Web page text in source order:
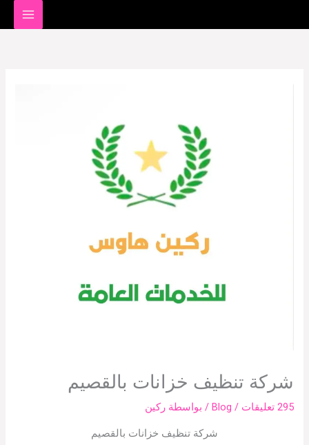
إلى
شركة تنظيف خزانات بالقصيم
295 تعليقات /
Blog / بواسطة ركين
شركة تنظيف خزانات بالقصيم